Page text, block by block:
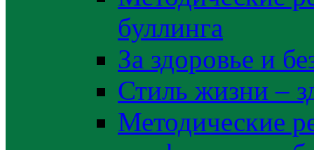
буллинга
За здоровье и
Стиль жизни –
Методические